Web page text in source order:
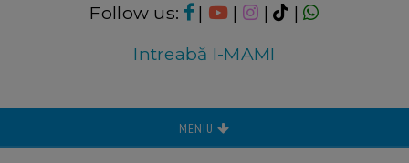
Follow us: | | |
|
Intreabă I-MAMI
MENIU